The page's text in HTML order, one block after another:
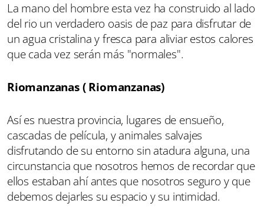
La mano del hombre esta vez ha construido al lado
del rio un verdadero oasis de paz para disfrutar de
un agua cristalina y fresca para aliviar estos calores
que cada vez serán más "normales".
Riomanzanas ( Riomanzanas)
Así es nuestra provincia, lugares de ensueño,
cascadas de película, y animales salvajes
disfrutando de su entorno sin atadura alguna, una
circunstancia que nosotros hemos de recordar que
ellos estaban ahí antes que nosotros seguro y que
debemos dejarles su espacio y su intimidad.